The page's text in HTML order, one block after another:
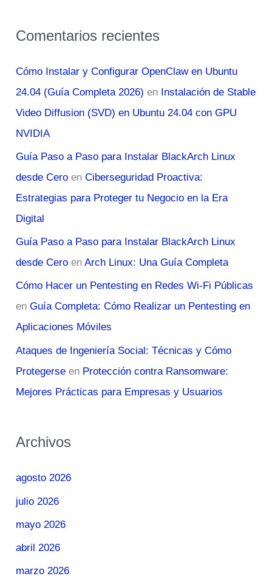
Comentarios recientes
Cómo Instalar y Configurar OpenClaw en Ubuntu
24.04 (Guía Completa 2026) en Instalación de Stable
Video Diffusion (SVD) en Ubuntu 24.04 con GPU
NVIDIA
Guía Paso a Paso para Instalar BlackArch Linux
desde Cero enCiberseguridad Proactiva:
Estrategias para Proteger tu Negocio en la Era
Digital
Guía Paso a Paso para Instalar BlackArch Linux
desde Cero enArch Linux: Una Guía Completa
Cómo Hacer un Pentesting en Redes Wi-Fi Públicas
enGuía Completa: Cómo Realizar un Pentesting en
Aplicaciones Móviles
Ataques de Ingeniería Social: Técnicas y Cómo
Protegerse en Protección contra Ransomware:
Mejores Prácticas para Empresas y Usuarios
Archivos
agosto 2026
julio 2026
mayo 2026
abril 2026
marzo 2026